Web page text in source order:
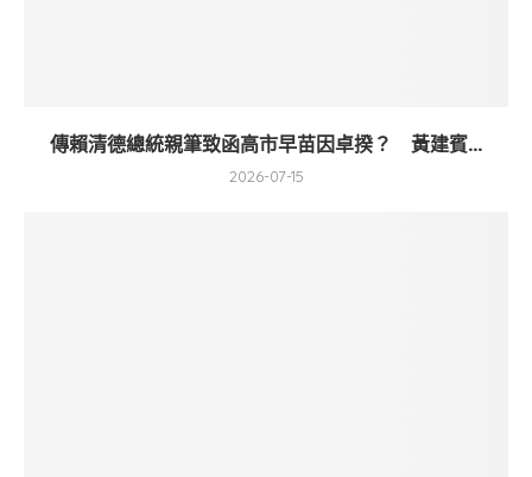
傳賴清德總統親筆致函高市早苗因卓揆？ 黃建賓...
2026-07-15